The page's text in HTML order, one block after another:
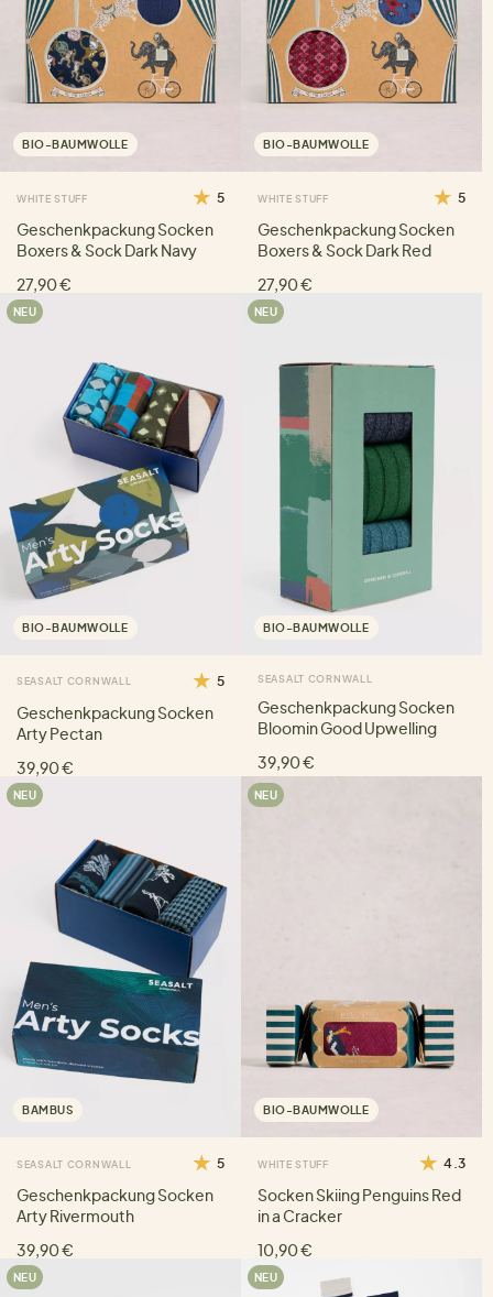
BIO-BAUMWOLLE
WHITE STUFF 5
Geschenkpackung Socken
Boxers & Sock Dark Navy
27,90 €
BIO-BAUMWOLLE
WHITE STUFF 5
Geschenkpackung Socken
Boxers & Sock Dark Red
27,90 €
NEU
BIO-BAUMWOLLE
SEASALT CORNWALL 5
Geschenkpackung Socken
Arty Pectan
39,90 €
NEU
BIO-BAUMWOLLE
SEASALT CORNWALL
Geschenkpackung Socken
Bloomin Good Upwelling
39,90 €
NEU
BAMBUS
SEASALT CORNWALL 5
Geschenkpackung Socken
Arty Rivermouth
39,90 €
NEU
BIO-BAUMWOLLE
WHITE STUFF 4.3
Socken Skiing Penguins Red
in a Cracker
10,90 €
NEU NEU